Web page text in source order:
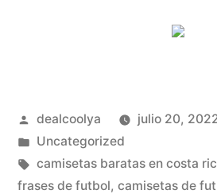
Publicado
por
dealcoolya
julio 20,
Publicado
en
Uncategorized
Etiquetas:
camisetas baratas en costa
frases de futbol, camisetas de